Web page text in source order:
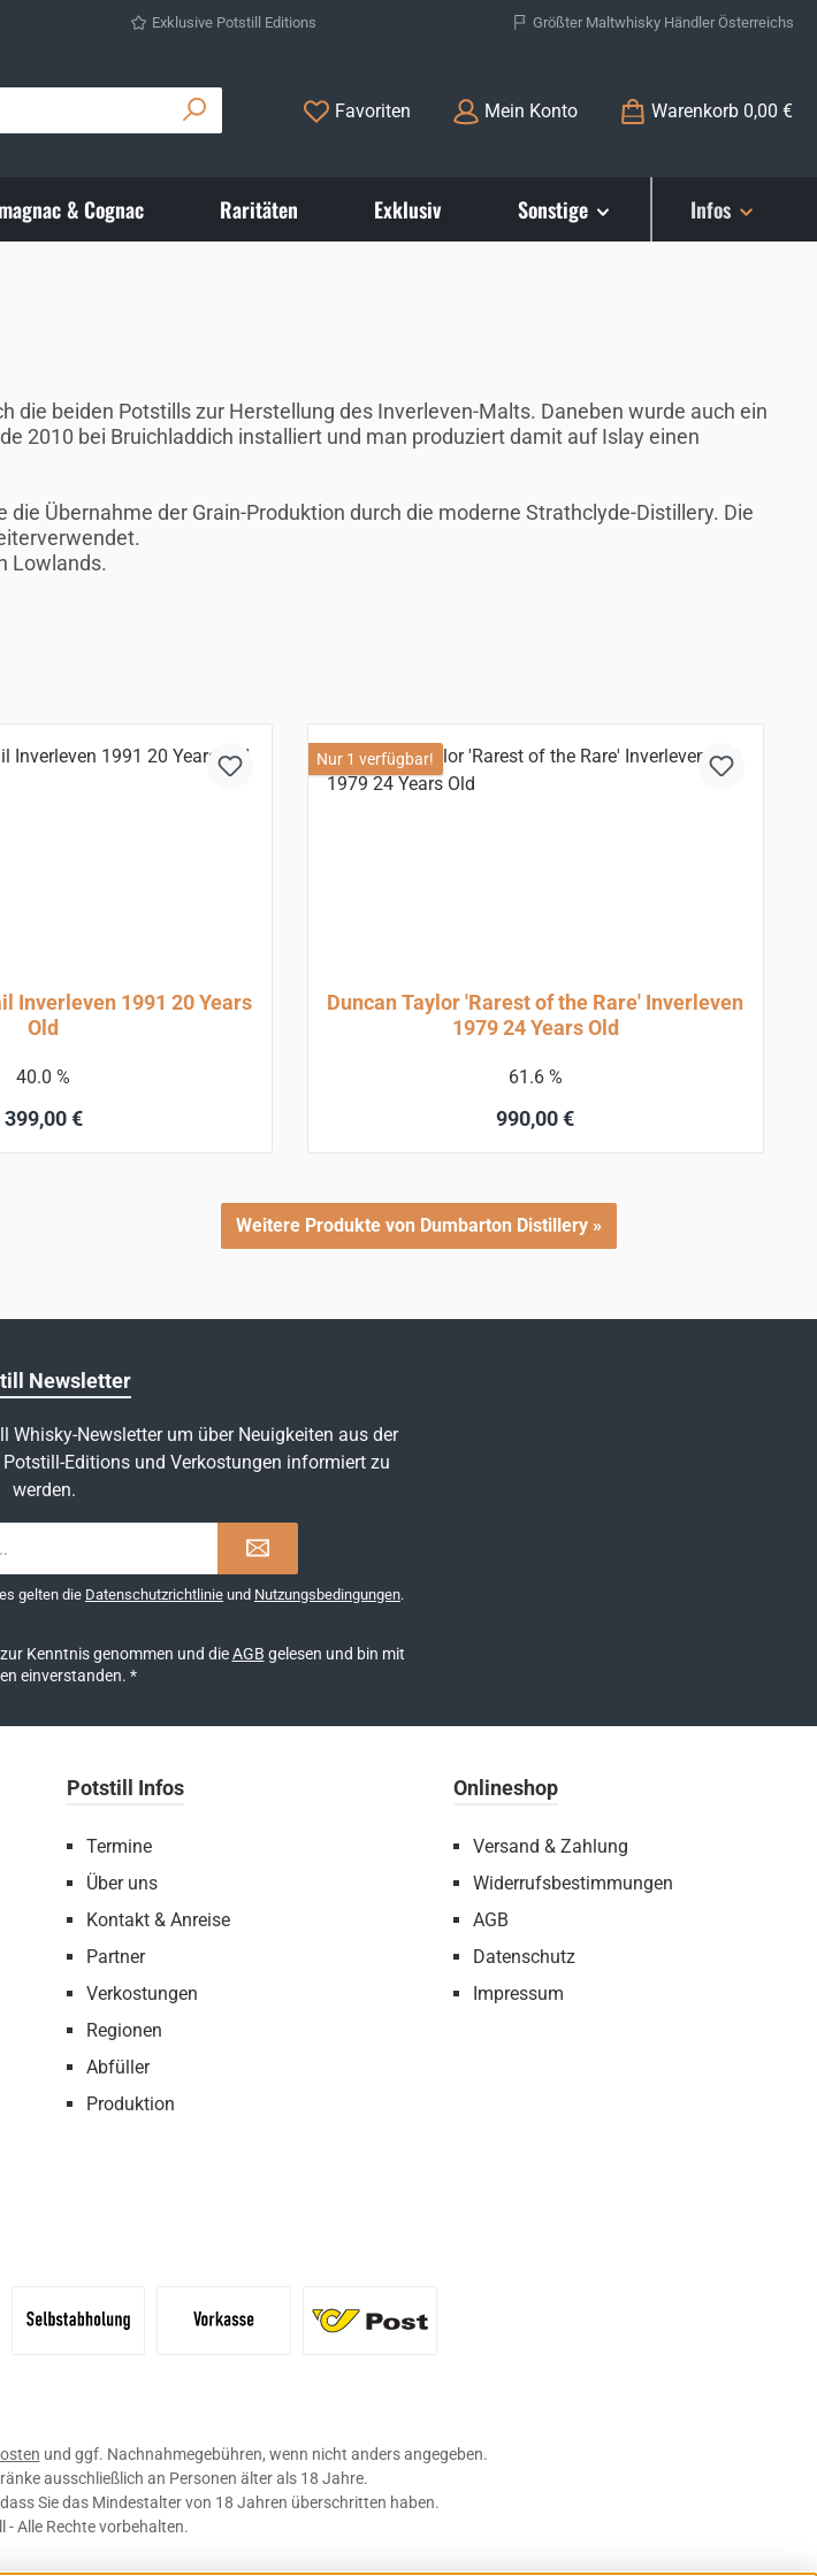
Exklusive Potstill Editions Größter Maltwhisky Händler Österreichs
Favoriten Du hast 0 Produkte auf dem Merkzettel
Mein Konto Warenkorb 0,00 €
& Cognac Raritäten Exklusiv Sonstige Infos
beiden Potstills zur Herstellung des Inverleven-Malts. Daneben wurde auch ein
2010 bei Bruichladdich installiert und man produziert damit auf Islay einen
Übernahme der Grain-Produktion durch die moderne Strathclyde-Distillery. Die
Lowlands.
Inverleven 1991 20 Years
Old
40.0 %
Regulärer Preis:
399,00 €
Nur 1 verfügbar!
Duncan Taylor 'Rarest of the Rare' Inverleven
1979 24 Years Old
61.6 %
Regulärer Preis:
990,00 €
Weitere Produkte von Dumbarton Distillery »
Newsletter
Whisky-Newsletter um über Neuigkeiten aus der
Editions und Verkostungen informiert zu
werden.
gelten die Datenschutzrichtlinie und Nutzungsbedingungen.
zur Kenntnis genommen und dieAGB gelesen und bin mit
einverstanden. *
Potstill Infos
Termine
Über uns
Kontakt & Anreise
Partner
Verkostungen
Regionen
Abfüller
Produktion
Onlineshop
Versand & Zahlung
Widerrufsbestimmungen
AGB
Datenschutz
Impressum
und ggf. Nachnahmegebühren, wenn nicht anders angegeben.
ausschließlich an Personen älter als 18 Jahre.
Sie das Mindestalter von 18 Jahren überschritten haben.
Alle Rechte vorbehalten.